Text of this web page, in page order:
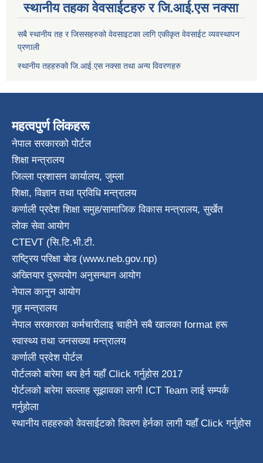
स्थानीय तहका वेवसाईटहरु र जि.आई.एस नक्सा
सबै स्थानीय तह र जिससहरुको वेवसाइटका लागि एकीकृत वेवसाईट व्यवस्थापन
प्रणाली
स्थानीय तहहरुको जि.आई.एस नक्सा तथा अन्य विवरणहरु
महत्वपुर्ण लिंकहरू
नेपाल सरकारको पोर्टल
शिक्षा मन्त्रालय
जिल्ला प्रशासन कार्यालय, जुम्ला
शिक्षा, विज्ञान तथा प्रविधि मन्त्रालय
कर्णाली प्रदेश शिक्षा समुह/सामाजिक विकास मन्त्रालय, सुर्खेत
लोक सेवा आयोग
CTEVT (सि.टि.भी.टी.
राष्ट्रिय परिक्षा बाेड (www.neb.gov.np)
अख्तियार दुरूपयोग अनुसन्धान आयोग
नेपाल कानुन आयाेग
गृह मन्त्रालय
नेपाल सरकारका कर्मचारीलाइ चाहीने सबै खालका format हरू
स्वास्थ्य तथा जनस‌ख्या मन्त्रालय
कर्णाली प्रदेश पाेर्टल
पोर्टलको बारेमा थप हेर्नयहाँ Click गर्नुहोस2017
पोर्टलको बारेमा सल्लाह सूझावका लागी ICT Teamलाई सम्पर्क
गर्नुहोला
स्थानीय तहहरुको वेवसाईटको विवरण हेर्नका लागी यहाँ Click गर्नुहोस